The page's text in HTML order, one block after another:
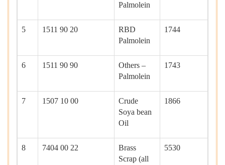
Palmolein
5 1511 90 20
RBD
Palmolein
1744
6 1511 90 90
Others –
Palmolein
1743
7 1507 10 00
Crude
Soya bean
Oil
1866
8 7404 00 22
Brass
Scrap (all
5530